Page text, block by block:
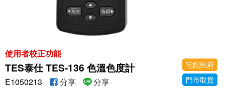
使用者校正功能
TES泰仕 TES-136 色溫色度計
宅配到府
門市取貨
E1050213 分享 分享